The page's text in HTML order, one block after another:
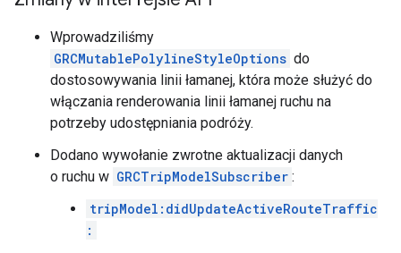
Wprowadziliśmy
GRCMutablePolylineStyleOptions do
dostosowywania linii łamanej, która może służyć do
włączania renderowania linii łamanej ruchu na
potrzeby udostępniania podróży.
Dodano wywołanie zwrotne aktualizacji danych
o ruchu w GRCTripModelSubscriber :
tripModel:didUpdateActiveRouteTraffic
: